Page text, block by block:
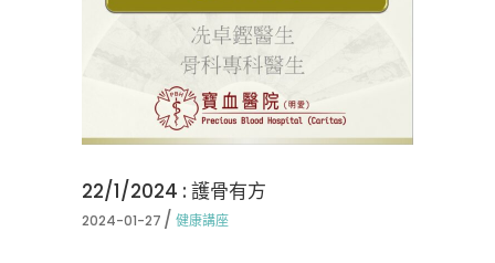
22/1/2024 : 護骨有方
2024-01-27 健康講座